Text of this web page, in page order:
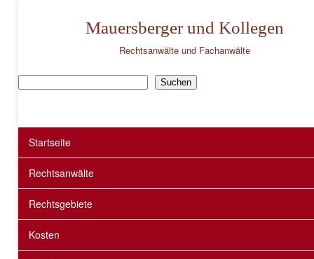
Mauersberger und Kollegen
Rechtsanwälte und Fachanwälte
Suchen
Startseite
Rechtsanwälte
Rechtsgebiete
Kosten